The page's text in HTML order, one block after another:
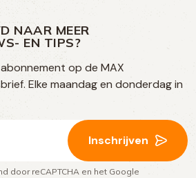
NAAR MEER
EN TIPS?
op de MAX
Elke maandag en donderdag in
Inschrijven
door reCAPTCHA en het Google